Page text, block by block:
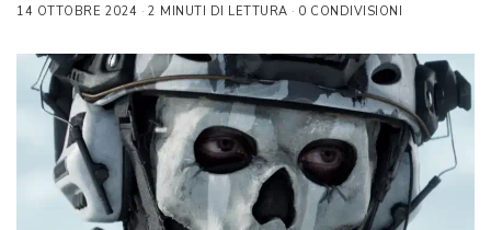
14 OTTOBRE 2024 2 MINUTI DI LETTURA 0 CONDIVISIONI